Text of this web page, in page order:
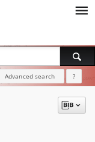
Advanced search ?